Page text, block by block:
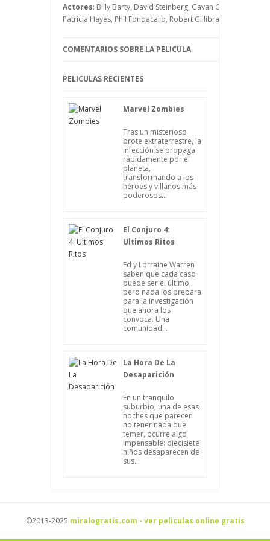
Actores: Billy Barty, David Steinberg, Gavan O'Herlihy, Jean
Patricia Hayes, Phil Fondacaro, Robert Gillibrand, Tony Cox,
COMENTARIOS SOBRE LA PELICULA
PELICULAS RECIENTES
Marvel Zombies
Tras un misterioso
brote extraterrestre, la
infección se propaga
rápidamente por el
planeta,
transformando a los
héroes y villanos más
poderosos...
El Conjuro 4:
Ultimos Ritos
Ed y Lorraine Warren
saben que cada caso
puede ser el último,
pero nada los prepara
para la investigación
que ahora los
convoca. Una
comunidad...
La Hora De La
Desaparición
En un tranquilo
suburbio, una de esas
noches que parecen
no tener nada que
temer, ocurre algo
impensable: diecisiete
niños desaparecen de
sus...
©2013-2025 miralogratis.com - ver peliculas online gratis